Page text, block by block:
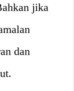
jika
dan